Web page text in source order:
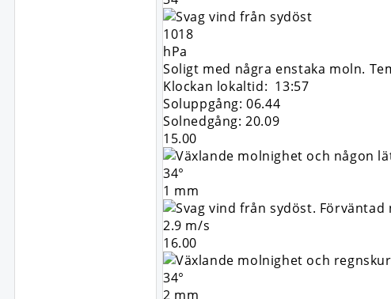
1018
hPa
Soligt med några enstaka moln.
Klockan lokaltid: 13:57
Soluppgång: 06.44
Solnedgång: 20.09
15.00
34°
1 mm
2.9 m/s
16.00
34°
2 mm